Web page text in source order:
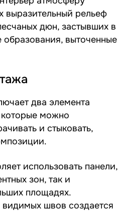
выразительный рельеф
дюн, застывших в
выточенные
два элемента
можно
и стыковать,
использовать панели,
зон, так и
площадях.
видимых швов создается